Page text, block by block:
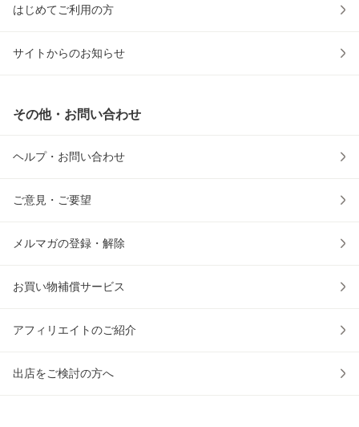
はじめてご利用の方
サイトからのお知らせ
その他・お問い合わせ
ヘルプ・お問い合わせ
ご意見・ご要望
メルマガの登録・解除
お買い物補償サービス
アフィリエイトのご紹介
出店をご検討の方へ